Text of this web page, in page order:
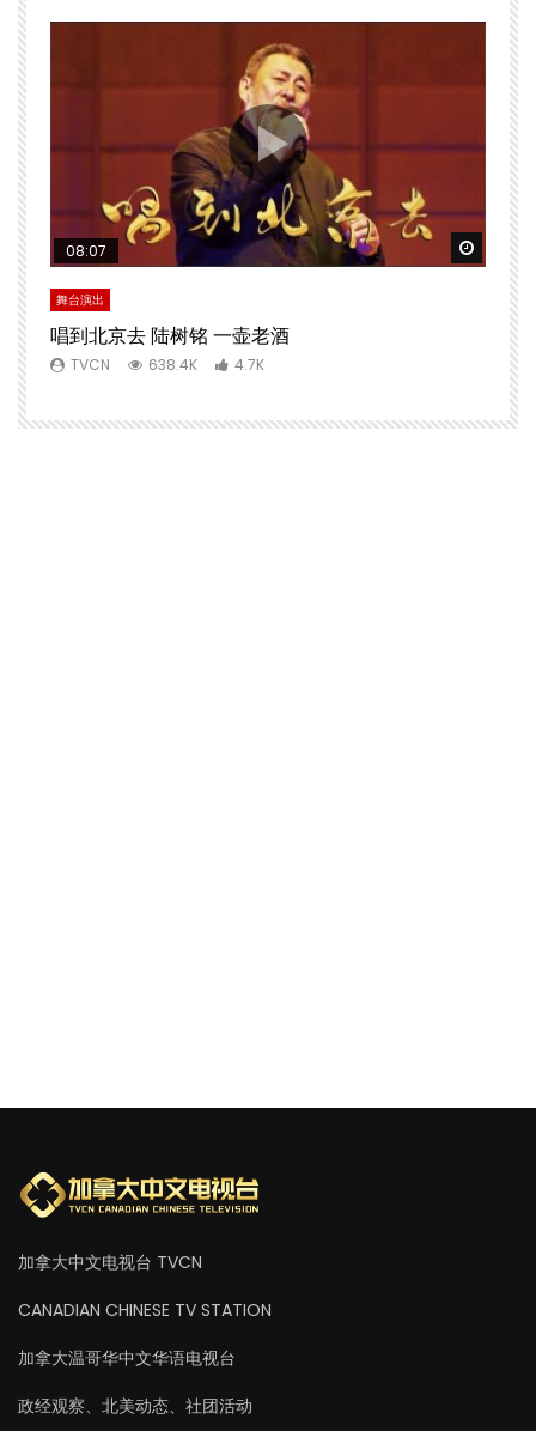
08:07
舞台演出
唱到北京去 陆树铭 一壶老酒
TVCN 638.4K 4.7K
加拿大中文电视台 TVCN
CANADIAN CHINESE TV STATION
加拿大温哥华中文华语电视台
政经观察、北美动态、社团活动